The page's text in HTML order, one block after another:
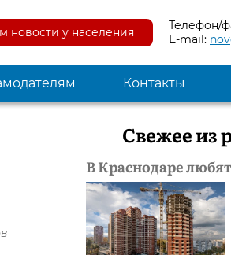
новости у населения Телефон/
E-mail:
Контакты
Свежее из
В Краснодаре